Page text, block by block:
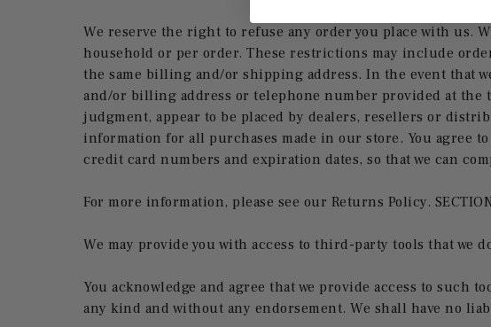
We reserve the right to refuse any order you place with us.
household or per order. These restrictions may include
the same billing and/or shipping address. In the event that
and/or billing address or telephone number provided at
judgment, appear to be placed by dealers, resellers or
information for all purchases made in our store. You agree
credit card numbers and expiration dates, so that we can
For more information, please see our Returns Policy. SECTION
We may provide you with access to third-party tools that we
You acknowledge and agree that we provide access to such
any kind and without any endorsement. We shall have no